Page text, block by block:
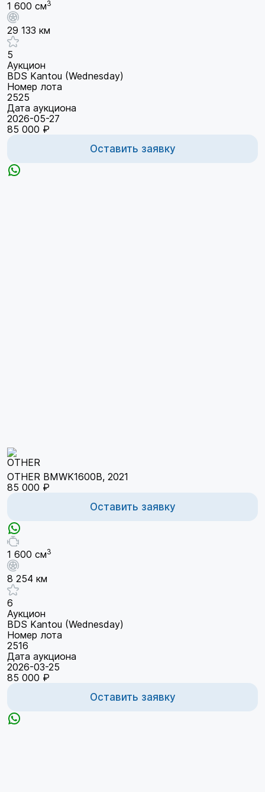
1 600 см3
29 133 км
5
Аукцион
BDS Kantou (Wednesday)
Номер лота
2525
Дата аукциона
2026-05-27
85 000 ₽
Оставить заявку
OTHER BMWK1600B, 2021
85 000 ₽
Оставить заявку
1 600 см3
8 254 км
6
Аукцион
BDS Kantou (Wednesday)
Номер лота
2516
Дата аукциона
2026-03-25
85 000 ₽
Оставить заявку